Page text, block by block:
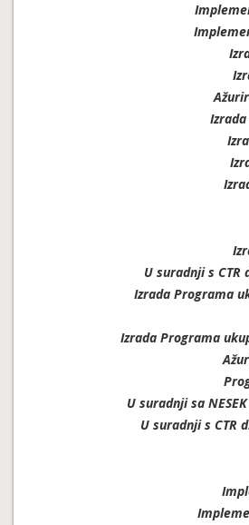
U suradnji s
Izrada Programa
Izrada Programa
U suradnji sa
U suradnji s CTR